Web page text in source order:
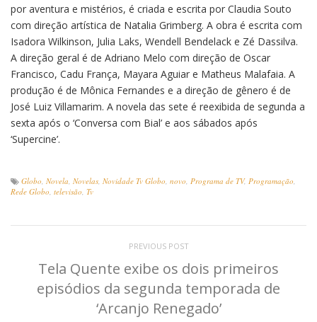
por aventura e mistérios, é criada e escrita por Claudia Souto
com direção artística de Natalia Grimberg. A obra é escrita com
Isadora Wilkinson, Julia Laks, Wendell Bendelack e Zé Dassilva.
A direção geral é de Adriano Melo com direção de Oscar
Francisco, Cadu França, Mayara Aguiar e Matheus Malafaia. A
produção é de Mônica Fernandes e a direção de gênero é de
José Luiz Villamarim. A novela das sete é reexibida de segunda a
sexta após o ‘Conversa com Bial’ e aos sábados após
‘Supercine’.
Globo Novela Novelas Novidade Tv Globo novo Programa de TV, Programação
Rede Globo televisão Tv
PREVIOUS POST
Tela Quente exibe os dois primeiros
episódios da segunda temporada de
‘Arcanjo Renegado’